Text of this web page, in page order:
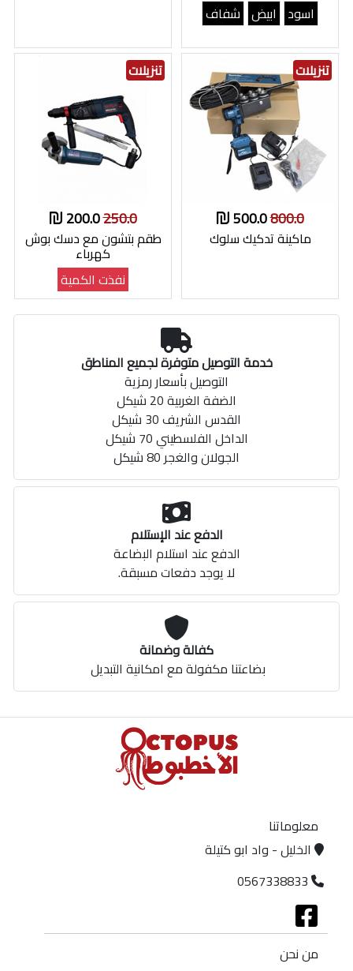
اسود ابيض شفاف
تنزيلات
800.0
500.0
ماكينة تدكيك سلوك
تنزيلات
250.0
200.0
طقم بتشون مع دسك بوش
كهرباء
نفذت الكمية
خدمة التوصيل متوفرة لجميع المناطق
التوصيل بأسعار رمزية
الضفة الغربية 20 شيكل
القدس الشريف 30 شيكل
الداخل الفلسطيني 70 شيكل
الجولان والغجر 80 شيكل
الدفع عند الإستلام
الدفع عند استلام البضاعة
لا يوجد دفعات مسبقة.
كفالة وضمانة
بضاعتنا مكفولة مع امكانية التبديل
معلوماتنا
الخليل - واد ابو كتيلة
0567338833
من نحن